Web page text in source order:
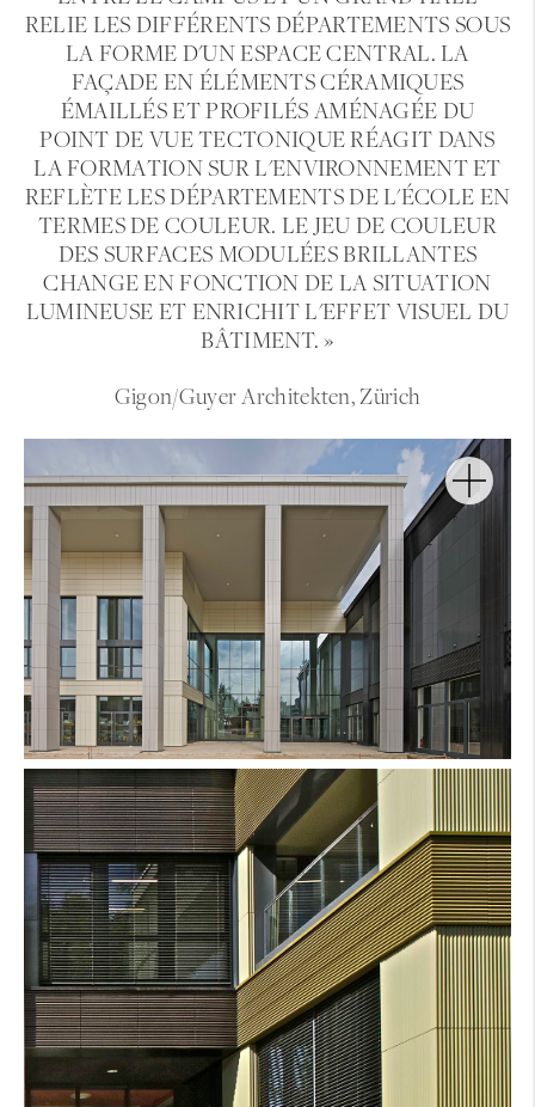
RELIE LES DIFFÉRENTS DÉPARTEMENTS SOUS
LA FORME D'UN ESPACE CENTRAL. LA
FAÇADE EN ÉLÉMENTS CÉRAMIQUES
ÉMAILLÉS ET PROFILÉS AMÉNAGÉE DU
POINT DE VUE TECTONIQUE RÉAGIT DANS
LA FORMATION SUR L'ENVIRONNEMENT ET
REFLÈTE LES DÉPARTEMENTS DE L'ÉCOLE EN
TERMES DE COULEUR. LE JEU DE COULEUR
DES SURFACES MODULÉES BRILLANTES
CHANGE EN FONCTION DE LA SITUATION
LUMINEUSE ET ENRICHIT L'EFFET VISUEL DU
BÂTIMENT. »
Gigon/Guyer Architekten, Zürich